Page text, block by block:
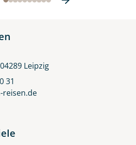
Leipzig
31
reisen.de